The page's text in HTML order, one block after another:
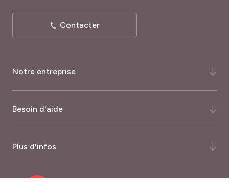
Notre entreprise
Palmarès du magazine Capital
Besoin d'aide
Quand commander ?
Plus d'infos
Nos garanties
Contacter